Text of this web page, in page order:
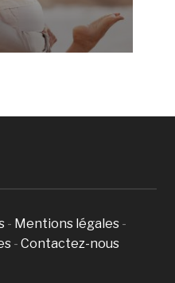
- Mentions légales -
- Contactez-nous